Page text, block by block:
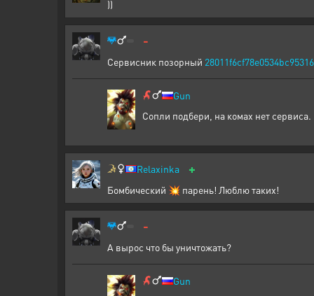
))
-
Сервисник позорный
Gun
Сопли подбери, на комах нет сервиса.
Relaxinka +
Бомбический 💥 парень! Люблю таких!
-
А вырос что бы уничтожать?
Gun